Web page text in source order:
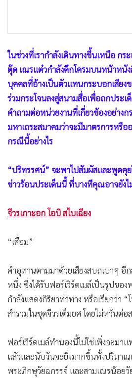
ในช่วงที่เรากำลังเดินทางขึ้นเหนือ ก
ตุ๊ด เณรแต๋วกำลังคึกโครมบนหน้าหนั
บุคคลที่อ้างเป็นตัวแทนกระบอกเสียง
ร่วมกระโจนลงสู่สนามสื่อเพื่อถกประเ
คำถามต่อหน่วยงานที่เกี่ยวข้องอย่าง
มหาเถระสมาคมว่าจะมีมาตรการหรื
กรณีนี้อย่างไร
“ปริทรรศน์” จะพาไปสัมผัสและพูดคุ
ข่าวร้อนประเด็นนี้ ที่บางทีคุณอาจยังไ
จีวรเกาะอก โอบิ สไบเฉียง
“เสื่อม”
คำอุทานตามมาด้วยเสียงสบถเบาๆ อี
หนึ่ง ซึ่งได้รับฟอร์เวิร์ดเมล์เป็นรูปขอ
กำลังแสดงกิริยาท่าทาง หรือเรียกว่า
สำรวมในชุดจีวรเต็มยศ โดยไม่หวั่นต่
ฟอร์เวิร์ดเมล์ทำนองนี้ไม่ใช่เพิ่งจะม
แล้วและนับวันจะยิ่งมากขึ้นทั้งปริมา
พระภิกษุวัยฉกรรจ์ และสามเณรน้อย